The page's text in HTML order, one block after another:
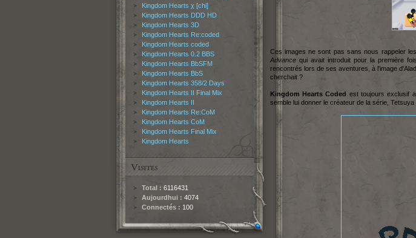
Kingdom Hearts χ [chi]
Kingdom Hearts DDD HD
Kingdom Hearts 3D
Kingdom Hearts Re:coded
Kingdom Hearts coded
Kingdom Hearts 0.2 BBS
Kingdom Hearts BbSFM
Kingdom Hearts BbS
Kingdom Hearts 358/2 Days
Kingdom Hearts II Final Mix
Kingdom Hearts II
Kingdom Hearts Re:CoM
Kingdom Hearts CoM
Kingdom Hearts Final Mix
Kingdom Hearts
Total : 6116431
Aujourdhui : 4074
Connectés : 100
Ces images ne sont pas sans nous rappeler
Advancequi avait introduit pour la première
rencontrés lors de ses aventures, à l'image
cherchait ?
Kingdom Hearts Coded est toujours exclusif
semble lui donner le créateur de la série, Tetsuya